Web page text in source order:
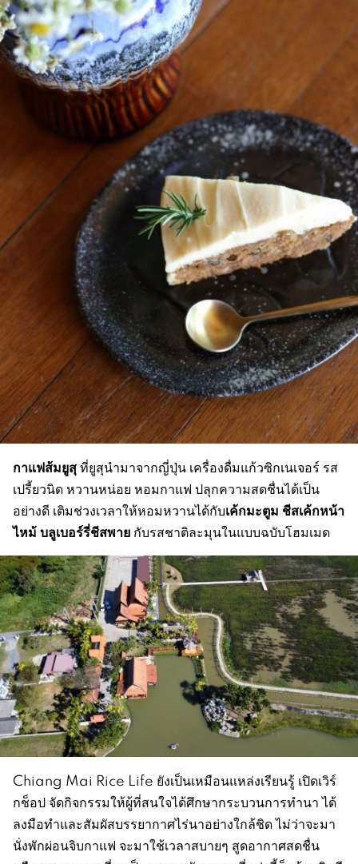
กาแฟส้มยูสุที่ยูสุนำมาจากญี่ปุ่น เครื่องดื่มแก้วซิกเนเจอร์ รส
เปรี้ยวนิด หวานหน่อย หอมกาแฟ ปลุกความสดชื่นได้เป็น
อย่างดี เติมช่วงเวลาให้หอมหวานได้กับเค้กมะตูม ชีสเค้กหน้า
ไหม้ บลูเบอร์รี่ชีสพาย กับรสชาติละมุนในแบบฉบับโฮมเมด
Chiang Mai Rice Life ยังเป็นเหมือนแหล่งเรียนรู้ เปิดเวิร์
กช็อป จัดกิจกรรมให้ผู้ที่สนใจได้ศึกษากระบวนการทำนา ได้
ลงมือทำและสัมผัสบรรยากาศไร่นาอย่างใกล้ชิด ไม่ว่าจะมา
นั่งพักผ่อนจิบกาแฟ จะมาใช้เวลาสบายๆ สูดอากาศสดชื่น